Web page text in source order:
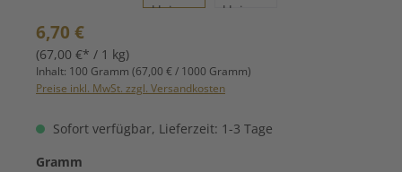
Regulärer Preis:
6,70 €
(67,00 €* / 1 kg)
Inhalt: 100 Gramm (67,00 € / 1000 Gramm)
Preise inkl. MwSt. zzgl. Versandkosten
Sofort verfügbar, Lieferzeit: 1-3 Tage
Gramm